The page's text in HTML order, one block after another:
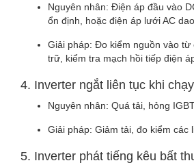
Nguyên nhân: Điện áp đầu vào
ổn định, hoặc điện áp lưới AC
Giải pháp: Đo kiểm nguồn vào từ
trữ, kiểm tra mạch hồi tiếp điện
4. Inverter ngắt liên tục khi
Nguyên nhân: Quá tải, hỏng
Giải pháp: Giảm tải, đo kiểm các
5. Inverter phát tiếng kêu bất